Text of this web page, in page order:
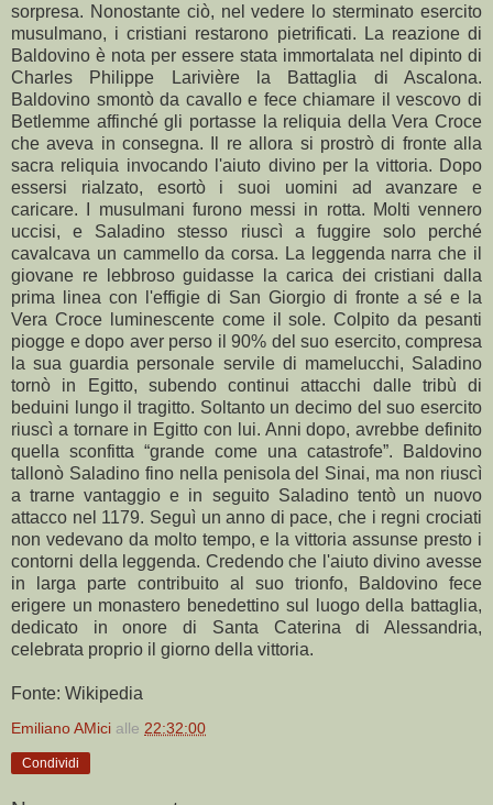
sorpresa. Nonostante ciò, nel vedere lo sterminato esercito
musulmano, i cristiani restarono pietrificati. La reazione di
Baldovino è nota per essere stata immortalata nel dipinto di
Charles Philippe Larivière la Battaglia di Ascalona.
Baldovino smontò da cavallo e fece chiamare il vescovo di
Betlemme affinché gli portasse la reliquia della Vera Croce
che aveva in consegna. Il re allora si prostrò di fronte alla
sacra reliquia invocando l'aiuto divino per la vittoria. Dopo
essersi rialzato, esortò i suoi uomini ad avanzare e
caricare. I musulmani furono messi in rotta. Molti vennero
uccisi, e Saladino stesso riuscì a fuggire solo perché
cavalcava un cammello da corsa. La leggenda narra che il
giovane re lebbroso guidasse la carica dei cristiani dalla
prima linea con l'effigie di San Giorgio di fronte a sé e la
Vera Croce luminescente come il sole. Colpito da pesanti
piogge e dopo aver perso il 90% del suo esercito, compresa
la sua guardia personale servile di mamelucchi, Saladino
tornò in Egitto, subendo continui attacchi dalle tribù di
beduini lungo il tragitto. Soltanto un decimo del suo esercito
riuscì a tornare in Egitto con lui. Anni dopo, avrebbe definito
quella sconfitta “grande come una catastrofe”. Baldovino
tallonò Saladino fino nella penisola del Sinai, ma non riuscì
a trarne vantaggio e in seguito Saladino tentò un nuovo
attacco nel 1179. Seguì un anno di pace, che i regni crociati
non vedevano da molto tempo, e la vittoria assunse presto i
contorni della leggenda. Credendo che l'aiuto divino avesse
in larga parte contribuito al suo trionfo, Baldovino fece
erigere un monastero benedettino sul luogo della battaglia,
dedicato in onore di Santa Caterina di Alessandria,
celebrata proprio il giorno della vittoria.
Fonte: Wikipedia
Emiliano AMici alle 22:32:00
Condividi